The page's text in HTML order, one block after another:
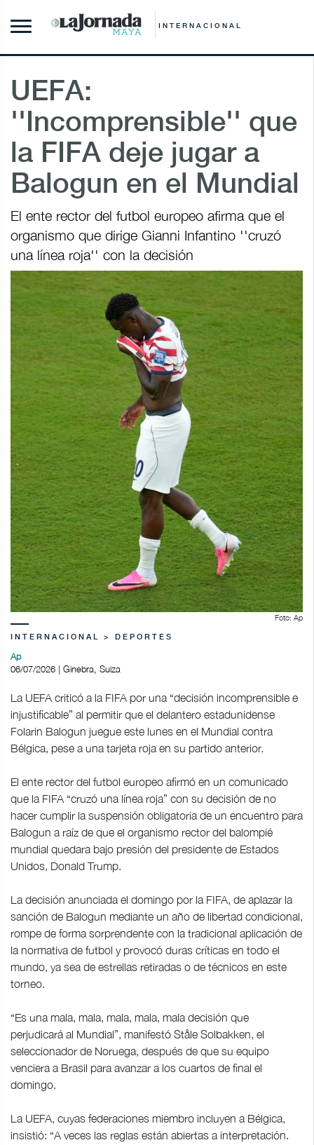
INTERNACIONAL
UEFA:
''Incomprensible'' que
la FIFA deje jugar a
Balogun en el Mundial
El ente rector del futbol europeo afirma que el
organismo que dirige Gianni Infantino ''cruzó
una línea roja'' con la decisión
Foto: Ap
INTERNACIONAL > DEPORTES
Ap
06/07/2026 | Ginebra, Suiza
La UEFA criticó a la FIFA por una “decisión incomprensible e
injustificable” al permitir que el delantero estadunidense
Folarin Balogun juegue este lunes en el Mundial contra
Bélgica, pese a una tarjeta roja en su partido anterior.
El ente rector del futbol europeo afirmó en un comunicado
que la FIFA “cruzó una línea roja” con su decisión de no
hacer cumplir la suspensión obligatoria de un encuentro para
Balogun a raíz de que el organismo rector del balompié
mundial quedara bajo presión del presidente de Estados
Unidos, Donald Trump.
La decisión anunciada el domingo por la FIFA, de aplazar la
sanción de Balogun mediante un año de libertad condicional,
rompe de forma sorprendente con la tradicional aplicación de
la normativa de futbol y provocó duras críticas en todo el
mundo, ya sea de estrellas retiradas o de técnicos en este
torneo.
“Es una mala, mala, mala, mala, mala decisión que
perjudicará al Mundial”, manifestó Ståle Solbakken, el
seleccionador de Noruega, después de que su equipo
venciera a Brasil para avanzar a los cuartos de final el
domingo.
La UEFA, cuyas federaciones miembro incluyen a Bélgica,
insistió: “A veces las reglas están abiertas a interpretación.